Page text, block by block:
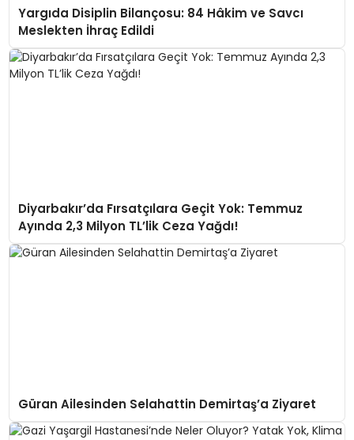
Yargıda Disiplin Bilançosu: 84 Hâkim ve Savcı
Meslekten İhraç Edildi
Diyarbakır’da Fırsatçılara Geçit Yok: Temmuz
Ayında 2,3 Milyon TL’lik Ceza Yağdı!
Güran Ailesinden Selahattin Demirtaş’a Ziyaret